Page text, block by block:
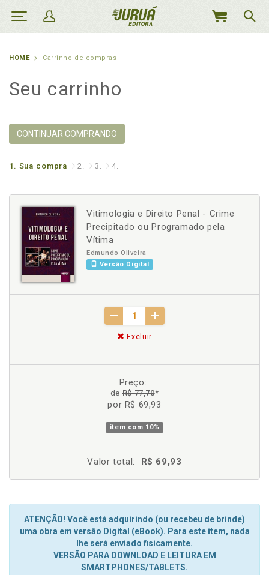
MEU
HOME Carrinho de compras
Seu carrinho
CONTINUAR COMPRANDO
1. Sua compra 2. 3. 4.
Vitimologia e Direito Penal - Crime
Precipitado ou Programado pela
Vítima
Edmundo Oliveira
Versão Digital
Excluir
Preço:
deR$ 77,70*
por R$ 69,93
item com 10%
Valor total: R$ 69,93
ATENÇÃO! Você está adquirindo (ou recebeu de brinde)
uma obra em versão Digital (eBook). Para este item, nada
lhe será enviado fisicamente.
VERSÃO PARA DOWNLOAD E LEITURA EM
SMARTPHONES/TABLETS.